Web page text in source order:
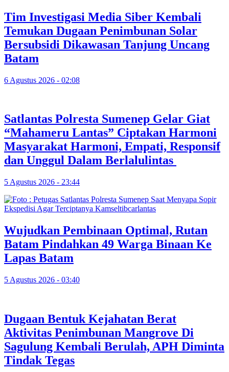
Tim Investigasi Media Siber Kembali
Temukan Dugaan Penimbunan Solar
Bersubsidi Dikawasan Tanjung Uncang
Batam
6 Agustus 2026 - 02:08
Satlantas Polresta Sumenep Gelar Giat
“Mahameru Lantas” Ciptakan Harmoni
Masyarakat Harmoni, Empati, Responsif
dan Unggul Dalam Berlalulintas
5 Agustus 2026 - 23:44
Wujudkan Pembinaan Optimal, Rutan
Batam Pindahkan 49 Warga Binaan Ke
Lapas Batam
5 Agustus 2026 - 03:40
Dugaan Bentuk Kejahatan Berat
Aktivitas Penimbunan Mangrove Di
Sagulung Kembali Berulah, APH Diminta
Tindak Tegas